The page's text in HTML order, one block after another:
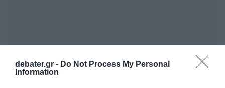
debater.gr - Do Not Process My Personal
Information